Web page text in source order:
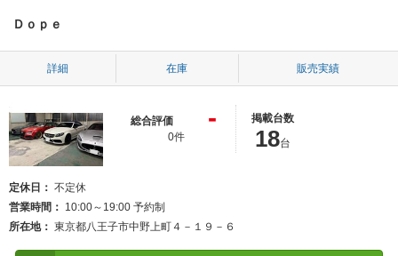
Ｄｏｐｅ
詳細 在庫 販売実績
総合評価 -
0件
掲載台数
18台
定休日
不定休
営業時間
10:00～19:00 予約制
所在地
東京都八王子市中野上町４－１９－６